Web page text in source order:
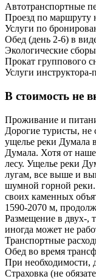
Автотранспортные
Проезд по маршруту
Услуги по
Обед (день 2-6) в
Экологические
Прокат группового
Услуги инструктора-
В стоимость не
Проживание и
Дорогие туристы, не
ущелье реки Думала
Думала. Хотя от
лесу. Ущелье реки
лугам, все выше и
шумной горной реки.
своих каменных
1590-2070 м,
Размещение в двух-,
иногда может не
Транспортные
Обед во время
При необходимости,
Страховка (не